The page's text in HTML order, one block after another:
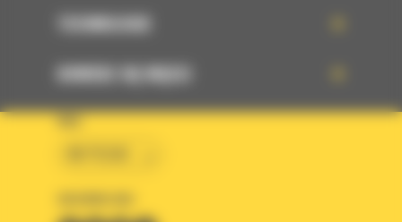
TECHNOLOGIE
DOWIEDZ SIĘ WIĘCEJ
KRAJ